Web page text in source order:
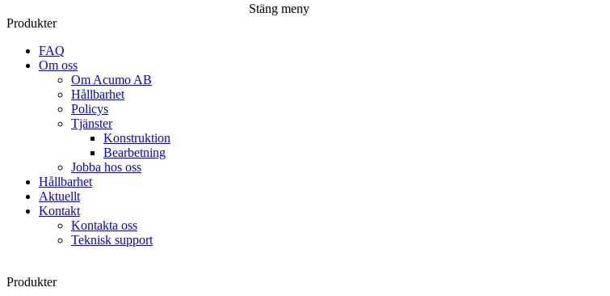
Stäng meny
Produkter
FAQ
Om oss
Om Acumo AB
Hållbarhet
Policys
Tjänster
Konstruktion
Bearbetning
Jobba hos oss
Hållbarhet
Aktuellt
Kontakt
Kontakta oss
Teknisk support
Produkter